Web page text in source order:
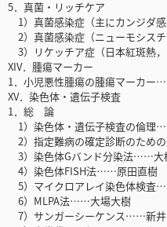
5．真菌・リッチケア
1）真菌感染症（主にカンジダ
2）真菌感染症（ニューモシス
3）リケッチア症（日本紅斑熱
XIV．腫瘍マーカー
1．小児悪性腫瘍の腫瘍マーカー
XV．染色体・遺伝子検査
1．総 論
1）染色体・遺伝子検査の倫理
2）指定難病の確定診断のため
3）染色体Gバンド分染法……大
4）染色体FISH法……原田直樹
5）マイクロアレイ染色体検査
6）MLPA法……大場大樹
7）サンガーシーケンス……新